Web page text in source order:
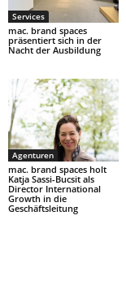
Services
mac. brand spaces
präsentiert sich in der
Nacht der Ausbildung
Agenturen
mac. brand spaces holt
Katja Sassi-Bucsit als
Director International
Growth in die
Geschäftsleitung